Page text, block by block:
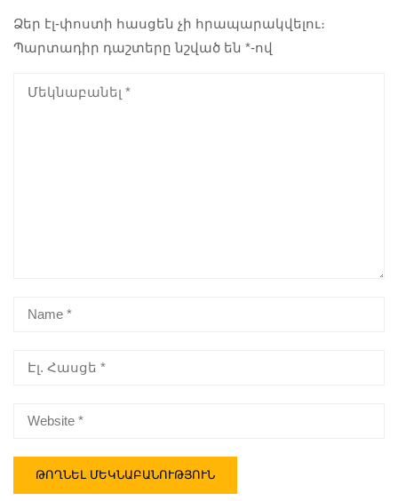
Ձեր էլ-փոստի հասցեն չի հրապարակվելու։
Պարտադիր դաշտերը նշված են *-ով